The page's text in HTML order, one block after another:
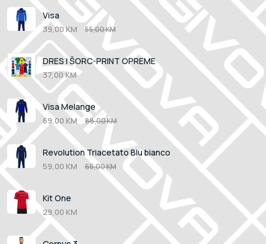
Visa
39,00 KM 55,00 KM
DRES I ŠORC-PRINT OPREME
37,00 KM
Visa Melange
69,00 KM 88,00 KM
Revolution Triacetato Blu bianco
59,00 KM 65,00 KM
Kit One
29,00 KM